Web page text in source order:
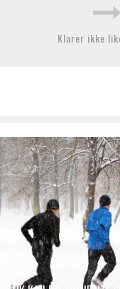
Klarer ikke